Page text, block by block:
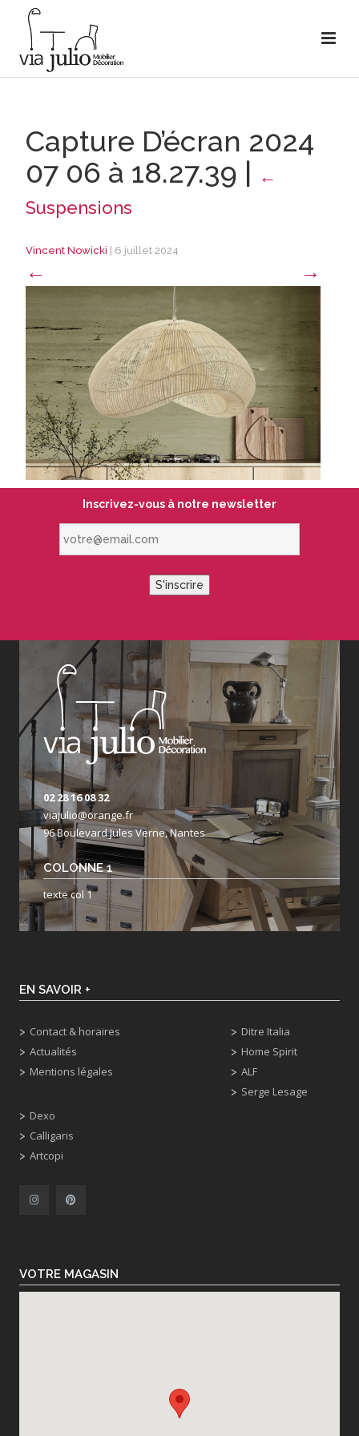
Capture D’écran 2024
07 06 à 18.27.39 | ←
Suspensions
Vincent Nowicki 6 juillet 2024
← →
Inscrivez-vous à notre newsletter
S'inscrire
02 28 16 08 32
viajulio@orange.fr
96 Boulevard Jules Verne, Nantes
COLONNE 1
texte col 1
EN SAVOIR +
Contact & horaires
Actualités
Mentions légales
Dexo
Calligaris
Artcopi
Ditre Italia
Home Spirit
ALF
Serge Lesage
VOTRE MAGASIN